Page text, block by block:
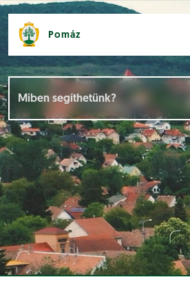
Pomáz
Események []
Dokumentumok [ ]
Aloldalak []